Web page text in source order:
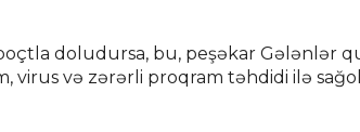
doludursa, bu, peşəkar Gələnlər
və zərərli proqram təhdidi ilə